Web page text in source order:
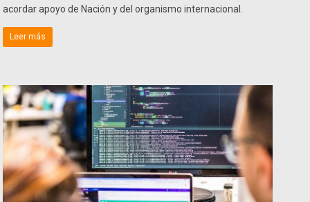
acordar apoyo de Nación y del organismo internacional.
Leer más